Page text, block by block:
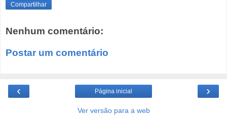
Compartilhar
Nenhum comentário:
Postar um comentário
‹ ›
Página inicial
Ver versão para a web